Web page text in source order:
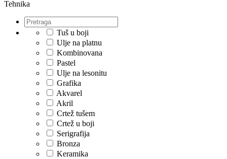
Tehnika
Tuš u boji
Ulje na platnu
Kombinovana
Pastel
Ulje na lesonitu
Grafika
Akvarel
Akril
Crtež tušem
Crtež u boji
Serigrafija
Bronza
Keramika